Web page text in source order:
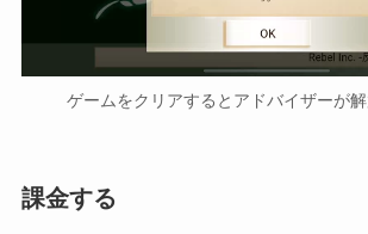
ゲームをクリアするとアドバイザーが解
課金する